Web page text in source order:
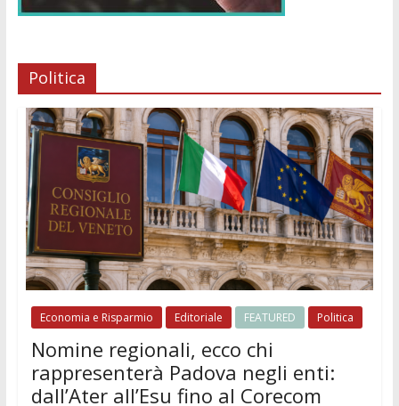
Politica
Economia e Risparmio Editoriale FEATURED Politica
Nomine regionali, ecco chi
rappresenterà Padova negli enti:
dall’Ater all’Esu fino al Corecom